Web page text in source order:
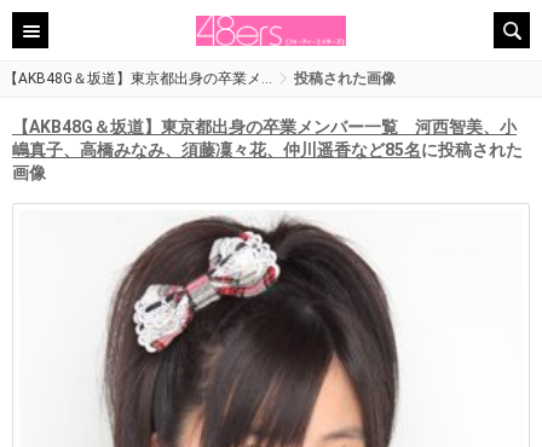
【AKB48G＆坂道】東京都出身の卒業メ… 投稿された画像
【AKB48G＆坂道】東京都出身の卒業メンバー一覧 河西智美、小
嶋真子、高橋みなみ、須藤凜々花、仲川遥香など85名に投稿された
画像